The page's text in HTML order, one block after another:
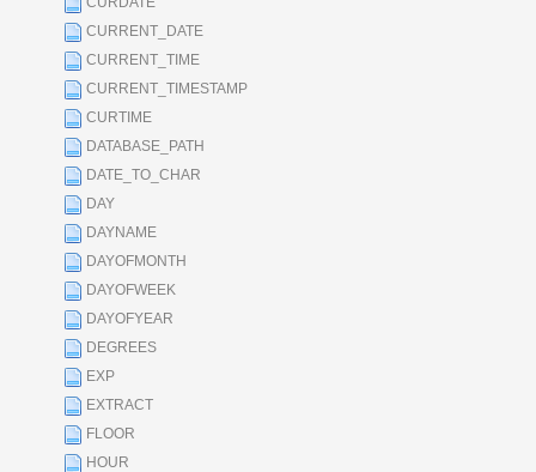
CURRENT_DATE
CURRENT_TIME
CURRENT_TIMESTAMP
CURTIME
DATABASE_PATH
DATE_TO_CHAR
DAY
DAYNAME
DAYOFMONTH
DAYOFWEEK
DAYOFYEAR
DEGREES
EXP
EXTRACT
FLOOR
HOUR